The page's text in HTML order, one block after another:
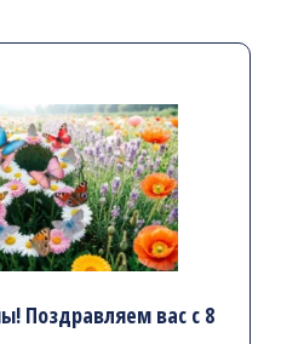
Поздравляем вас с 8